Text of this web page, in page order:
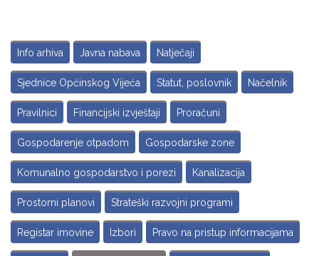
Info arhiva Javna nabava Natječaji
Sjednice Općinskog Vijeća Statut, poslovnik Načelnik
Pravilnici Financijski izvještaji Proračuni
Gospodarenje otpadom Gospodarske zone
Komunalno gospodarstvo i porezi Kanalizacija
Prostorni planovi Strateški razvojni programi
Registar imovine Izbori Pravo na pristup informacijama